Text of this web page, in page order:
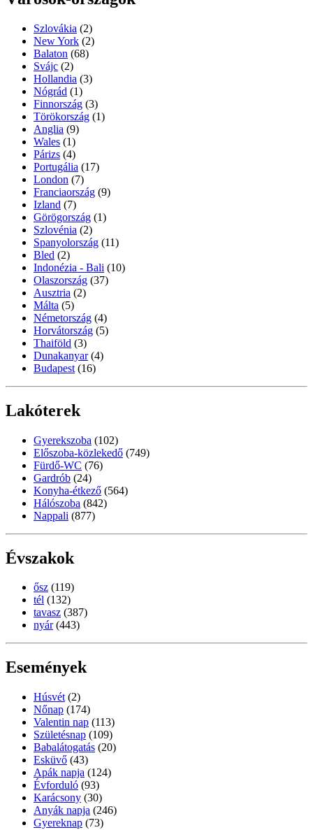
Szlovákia (2)
New York (2)
Balaton (68)
Svájc (2)
Hollandia (3)
Nógrád (1)
Finnország (3)
Törökország (1)
Anglia (9)
Wales (1)
Párizs (4)
Portugália (17)
London (7)
Franciaország (9)
Izland (7)
Görögország (1)
Szlovénia (2)
Spanyolország (11)
Bled (2)
Indonézia - Bali (10)
Olaszország (37)
Ausztria (2)
Málta (5)
Németország (4)
Horvátország (5)
Thaiföld (3)
Dunakanyar (4)
Budapest (16)
Lakóterek
Gyerekszoba (102)
Előszoba-közlekedő (749)
Fürdő-WC (76)
Gardrób (24)
Konyha-étkező (564)
Hálószoba (842)
Nappali (877)
Évszakok
ősz (119)
tél (132)
tavasz (387)
nyár (443)
Események
Húsvét (2)
Nőnap (174)
Valentin nap (113)
Születésnap (109)
Babalátogatás (20)
Esküvő (43)
Apák napja (124)
Évforduló (93)
Karácsony (30)
Anyák napja (246)
Gyereknap (73)